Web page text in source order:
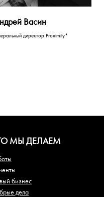
Васин
директор Proximity*
МЫ ДЕЛАЕМ
бизнес
дела